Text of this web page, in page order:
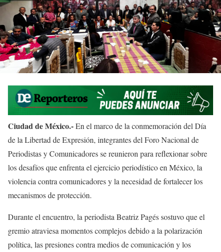
Ciudad de México.-En el marco de la conmemoración del Día
de la Libertad de Expresión, integrantes del Foro Nacional de
Periodistas y Comunicadores se reunieron para reflexionar sobre
los desafíos que enfrenta el ejercicio periodístico en México, la
violencia contra comunicadores y la necesidad de fortalecer los
mecanismos de protección.
Durante el encuentro, la periodista Beatriz Pagés sostuvo que el
gremio atraviesa momentos complejos debido a la polarización
política, las presiones contra medios de comunicación y los